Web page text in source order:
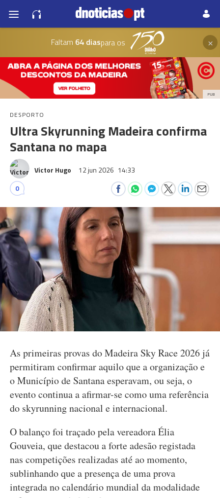
Faltam 64 diaspara os ×
PUB
DESPORTO
Ultra Skyrunning Madeira confirma
Santana no mapa
Victor Hugo 12 jun 2026 14:33
0
As primeiras provas do Madeira Sky Race 2026 já
permitiram confirmar aquilo que a organização e
o Município de Santana esperavam, ou seja, o
evento continua a afirmar-se como uma referência
do skyrunning nacional e internacional.
O balanço foi traçado pela vereadora Élia
Gouveia, que destacou a forte adesão registada
nas competições realizadas até ao momento,
sublinhando que a presença de uma prova
integrada no calendário mundial da modalidade